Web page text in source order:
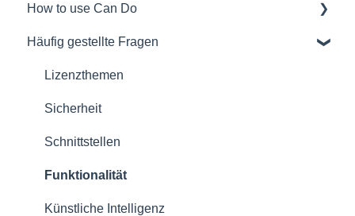
Softwareauswahl und Entscheidungshilfen
Rollout eines Can Do Systems
Übersichten
Verträge
Sicherheit
Referenzen
Lizenzmodell
How to use Can Do
Für Administratoren/innen
Für Projektmanager/innen
Für Mitarbeiter/-innen
Für Teamleiter/innen
Für Portfoliomanager/innen
Reporting PDC - Project Data Collector
Häufig gestellte Fragen
Lizenzthemen
Sicherheit
Schnittstellen
Funktionalität
Künstliche Intelligenz